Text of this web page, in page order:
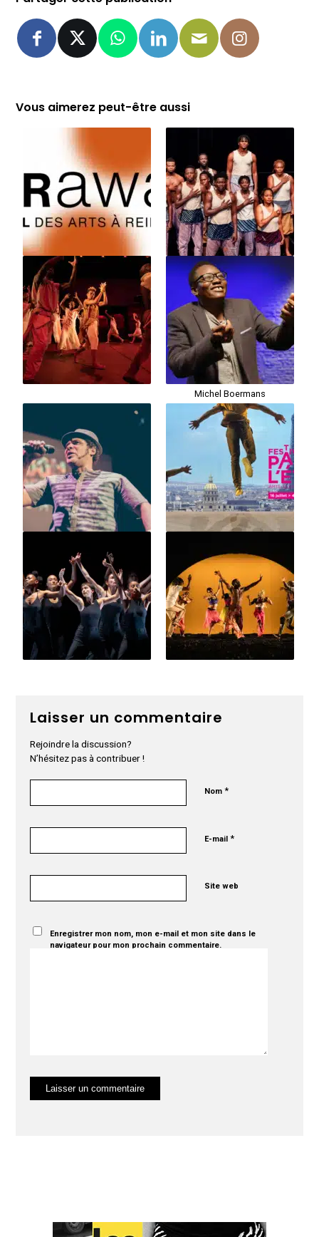
Vous aimerez peut-être aussi
Michel Boermans
Laisser un commentaire
Rejoindre la discussion?
N’hésitez pas à contribuer !
Nom*
E-mail*
Site web
Enregistrer mon nom, mon e-mail et mon site dans le
navigateur pour mon prochain commentaire.